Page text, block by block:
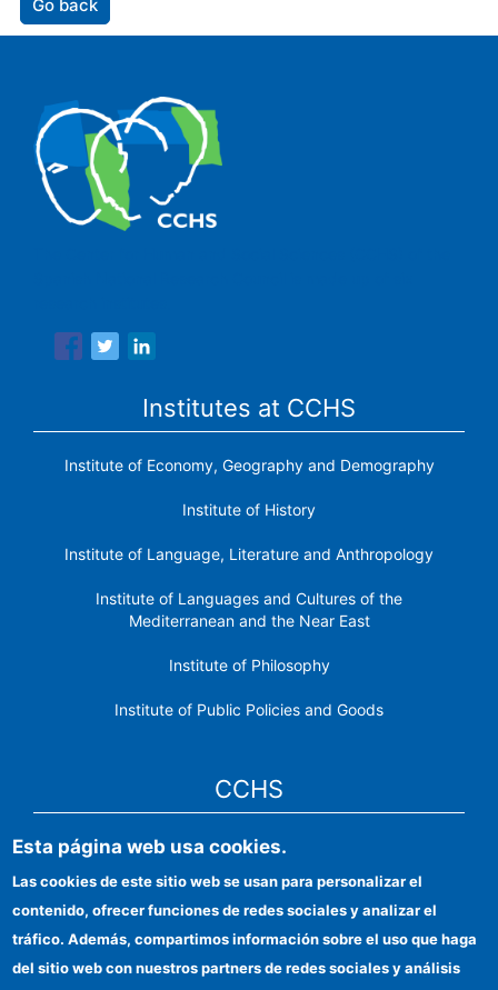
Go back
Institutes at CCHS
Institute of Economy, Geography and Demography
Institute of History
Institute of Language, Literature and Anthropology
Institute of Languages ​​and Cultures of the
Mediterranean and the Near East
Institute of Philosophy
Institute of Public Policies and Goods
CCHS
CSIC Electronic Office
Institutional identity
Information for providers
FEDER funds
Esta página web usa cookies.
Las cookies de este sitio web se usan para personalizar el
contenido, ofrecer funciones de redes sociales y analizar el
tráfico. Además, compartimos información sobre el uso que haga
del sitio web con nuestros partners de redes sociales y análisis